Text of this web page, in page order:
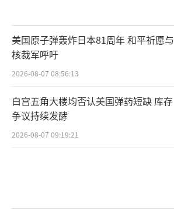
美国原子弹轰炸日本81周年 和平祈愿与
核裁军呼吁
2026-08-07 08:56:13
白宫五角大楼均否认美国弹药短缺 库存
争议持续发酵
2026-08-07 09:19:21